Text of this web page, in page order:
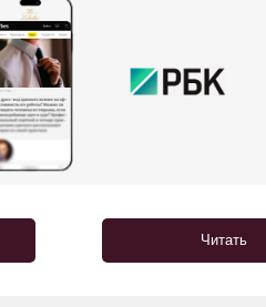
Читать